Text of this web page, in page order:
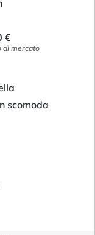
€
di mercato
scomoda